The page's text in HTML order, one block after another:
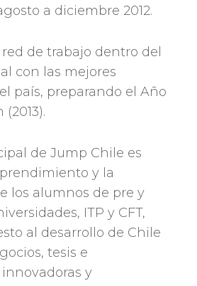
a diciembre 2012.
de trabajo dentro del
con las mejores
país, preparando el Año
de Jump Chile es
y la
los alumnos de pre y
ITP y CFT,
al desarrollo de Chile
tesis e
y